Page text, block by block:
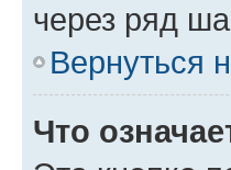
через ряд
Вернуться
Что